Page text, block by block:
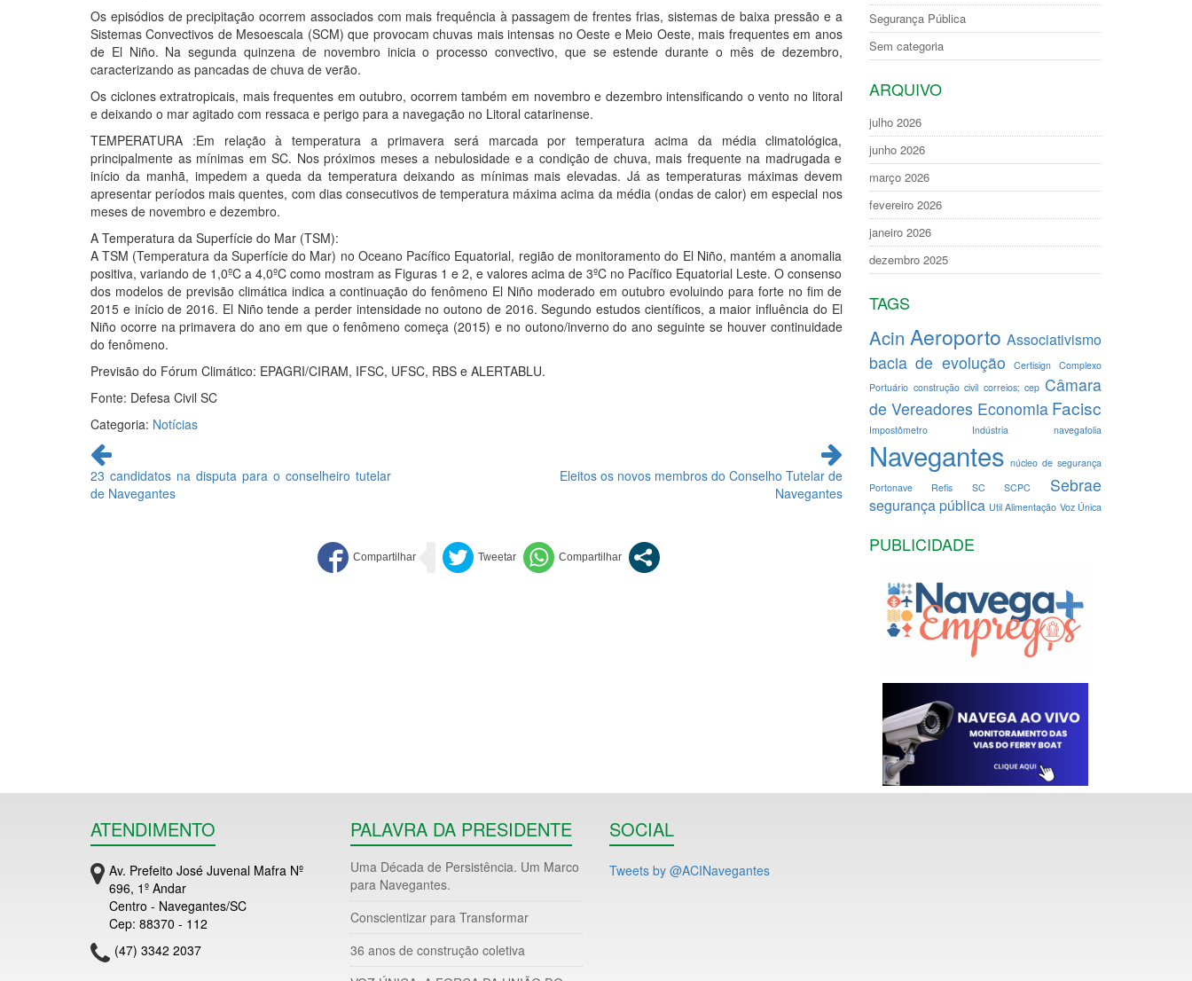
Os episódios de precipitação ocorrem associados com mais frequência à passagem de frentes frias, sistemas de baixa pressão e a
Sistemas Convectivos de Mesoescala (SCM) que provocam chuvas mais intensas no Oeste e Meio Oeste, mais frequentes em anos
de El Niño. Na segunda quinzena de novembro inicia o processo convectivo, que se estende durante o mês de dezembro,
caracterizando as pancadas de chuva de verão.
Os ciclones extratropicais, mais frequentes em outubro, ocorrem também em novembro e dezembro intensificando o vento no litoral
e deixando o mar agitado com ressaca e perigo para a navegação no Litoral catarinense.
TEMPERATURA :Em relação à temperatura a primavera será marcada por temperatura acima da média climatológica,
principalmente as mínimas em SC. Nos próximos meses a nebulosidade e a condição de chuva, mais frequente na madrugada e
início da manhã, impedem a queda da temperatura deixando as mínimas mais elevadas. Já as temperaturas máximas devem
apresentar períodos mais quentes, com dias consecutivos de temperatura máxima acima da média (ondas de calor) em especial nos
meses de novembro e dezembro.
A Temperatura da Superfície do Mar (TSM):
A TSM (Temperatura da Superfície do Mar) no Oceano Pacífico Equatorial, região de monitoramento do El Niño, mantém a anomalia
positiva, variando de 1,0ºC a 4,0ºC como mostram as Figuras 1 e 2, e valores acima de 3ºC no Pacífico Equatorial Leste. O consenso
dos modelos de previsão climática indica a continuação do fenômeno El Niño moderado em outubro evoluindo para forte no fim de
2015 e início de 2016. El Niño tende a perder intensidade no outono de 2016. Segundo estudos científicos, a maior influência do El
Niño ocorre na primavera do ano em que o fenômeno começa (2015) e no outono/inverno do ano seguinte se houver continuidade
do fenômeno.
Previsão do Fórum Climático: EPAGRI/CIRAM, IFSC, UFSC, RBS e ALERTABLU.
Fonte: Defesa Civil SC
Categoria: Notícias
Continue
lendo
23 candidatos na disputa para o conselheiro tutelar
de Navegantes
Eleitos os novos membros do Conselho Tutelar de
Navegantes
Segurança Pública
Sem categoria
ARQUIVO
julho 2026
junho 2026
março 2026
fevereiro 2026
janeiro 2026
dezembro 2025
TAGS
Acin Aeroporto Associativismo
bacia de evolução Certisign Complexo
Portuário construção civil correios; cep Câmara
de Vereadores Economia Facisc
Impostômetro Indústria navegafolia
Navegantes núcleo de segurança
Portonave
Refis SC SCPC Sebrae
segurança pública Util Alimentação Voz Única
PUBLICIDADE
ATENDIMENTO
Av. Prefeito José Juvenal Mafra Nº
696, 1º Andar
Centro - Navegantes/SC
Cep: 88370 - 112
(47) 3342 2037
PALAVRA DA PRESIDENTE
Uma Década de Persistência. Um Marco
para Navegantes.
Conscientizar para Transformar
36 anos de construção coletiva
SOCIAL
Tweets by @ACINavegantes